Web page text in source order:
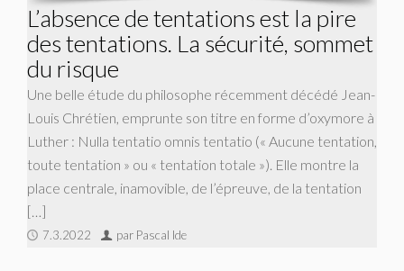
L’absence de tentations est la pire
des tentations. La sécurité, sommet
du risque
Une belle étude du philosophe récemment décédé Jean-
Louis Chrétien, emprunte son titre en forme d’oxymore à
Luther : Nulla tentatio omnis tentatio (« Aucune tentation,
toute tentation » ou « tentation totale »). Elle montre la
place centrale, inamovible, de l’épreuve, de la tentation
[…]
7.3.2022 par Pascal Ide